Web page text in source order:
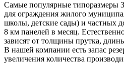
Самые популярные типоразмеры
для ограждения жилого
школы, детские сады) и частных
8 км панелей в месяц.
зависят от толщины прутка,
В нашей компании есть запас
увеличения количества